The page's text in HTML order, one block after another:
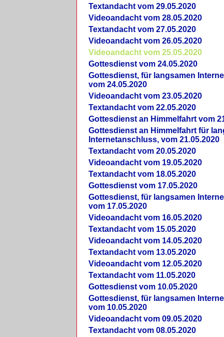
Textandacht vom 29.05.2020
Videoandacht vom 28.05.2020
Textandacht vom 27.05.2020
Videoandacht vom 26.05.2020
Videoandacht vom 25.05.2020
Gottesdienst vom 24.05.2020
Gottesdienst, für langsamen
vom 24.05.2020
Videoandacht vom 23.05.2020
Textandacht vom 22.05.2020
Gottesdienst an Himmelfahrt vom
Gottesdienst an Himmelfahrt für
Internetanschluss, vom 21.05.2020
Textandacht vom 20.05.2020
Videoandacht vom 19.05.2020
Textandacht vom 18.05.2020
Gottesdienst vom 17.05.2020
Gottesdienst, für langsamen
vom 17.05.2020
Videoandacht vom 16.05.2020
Textandacht vom 15.05.2020
Videoandacht vom 14.05.2020
Textandacht vom 13.05.2020
Videoandacht vom 12.05.2020
Textandacht vom 11.05.2020
Gottesdienst vom 10.05.2020
Gottesdienst, für langsamen
vom 10.05.2020
Videoandacht vom 09.05.2020
Textandacht vom 08.05.2020